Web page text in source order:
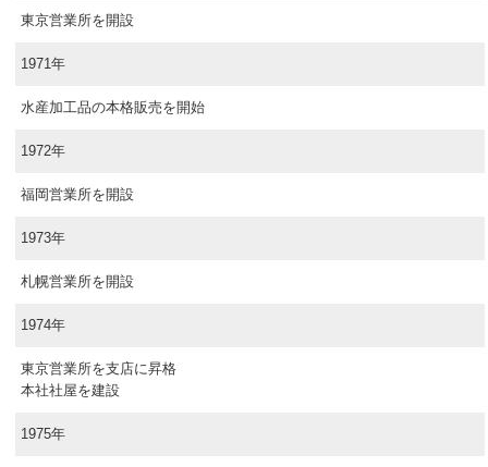
東京営業所を開設
1971年
水産加工品の本格販売を開始
1972年
福岡営業所を開設
1973年
札幌営業所を開設
1974年
東京営業所を支店に昇格
本社社屋を建設
1975年